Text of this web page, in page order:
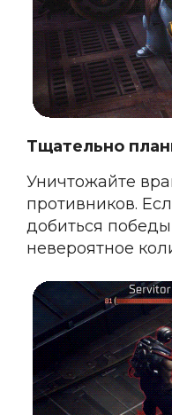
Тщательно
Уничтожайте
противников.
добиться
невероятное